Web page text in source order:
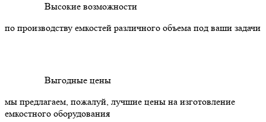
Высокие возможности
по производству емкостей различного объема под ваши задачи
Выгодные цены
мы предлагаем, пожалуй, лучшие цены на изготовление
емкостного оборудования